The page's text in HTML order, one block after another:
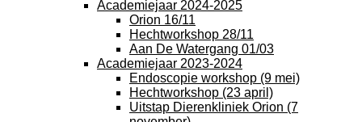
Academiejaar 2024-2025
Orion 16/11
Hechtworkshop 28/11
Aan De Watergang 01/03
Academiejaar 2023-2024
Endoscopie workshop (9 mei)
Hechtworkshop (23 april)
Uitstap Dierenkliniek Orion (7